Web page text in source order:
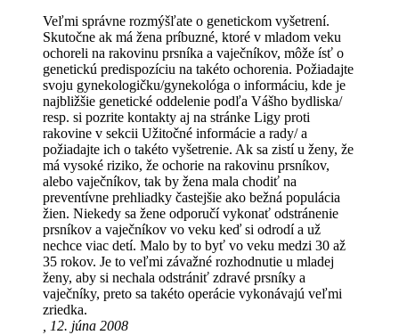
Veľmi správne rozmýšľate o genetickom vyšetrení.
Skutočne ak má žena príbuzné, ktoré v mladom veku
ochoreli na rakovinu prsníka a vaječníkov, môže ísť o
genetickú predispozíciu na takéto ochorenia. Požiadajte
svoju gynekologičku/gynekológa o informáciu, kde je
najbližšie genetické oddelenie podľa Vášho bydliska/
resp. si pozrite kontakty aj na stránke Ligy proti
rakovine v sekcii Užitočné informácie a rady/ a
požiadajte ich o takéto vyšetrenie. Ak sa zistí u ženy, že
má vysoké riziko, že ochorie na rakovinu prsníkov,
alebo vaječníkov, tak by žena mala chodiť na
preventívne prehliadky častejšie ako bežná populácia
žien. Niekedy sa žene odporučí vykonať odstránenie
prsníkov a vaječníkov vo veku keď si odrodí a už
nechce viac detí. Malo by to byť vo veku medzi 30 až
35 rokov. Je to veľmi závažné rozhodnutie u mladej
ženy, aby si nechala odstrániť zdravé prsníky a
vaječníky, preto sa takéto operácie vykonávajú veľmi
zriedka.
, 12. júna 2008